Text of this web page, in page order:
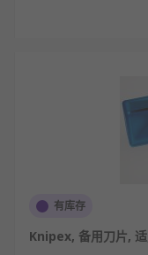
有库存
Knipex, 备用刀片,